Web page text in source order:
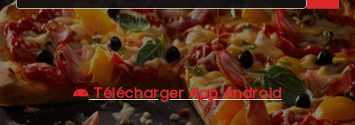
C.G.V
Télécharger App Android